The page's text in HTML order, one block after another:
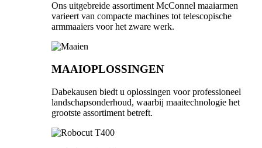
Ons uitgebreide assortiment McConnel maaiarmen
varieert van compacte machines tot telescopische
armmaaiers voor het zware werk.
MAAIOPLOSSINGEN
Dabekausen biedt u oplossingen voor professioneel
landschapsonderhoud, waarbij maaitechnologie het
grootste assortiment betreft.